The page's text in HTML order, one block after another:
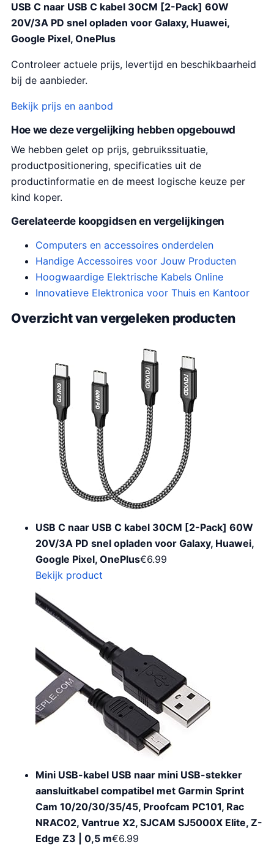
USB C naar USB C kabel 30CM [2-Pack] 60W
20V/3A PD snel opladen voor Galaxy, Huawei,
Google Pixel, OnePlus
Controleer actuele prijs, levertijd en beschikbaarheid
bij de aanbieder.
Bekijk prijs en aanbod
Hoe we deze vergelijking hebben opgebouwd
We hebben gelet op prijs, gebruikssituatie,
productpositionering, specificaties uit de
productinformatie en de meest logische keuze per
kind koper.
Gerelateerde koopgidsen en vergelijkingen
Computers en accessoires onderdelen
Handige Accessoires voor Jouw Producten
Hoogwaardige Elektrische Kabels Online
Innovatieve Elektronica voor Thuis en Kantoor
Overzicht van vergeleken producten
USB C naar USB C kabel 30CM [2-Pack] 60W
20V/3A PD snel opladen voor Galaxy, Huawei,
Google Pixel, OnePlus€6.99
Bekijk product
Mini USB-kabel USB naar mini USB-stekker
aansluitkabel compatibel met Garmin Sprint
Cam 10/20/30/35/45, Proofcam PC101, Rac
NRAC02, Vantrue X2, SJCAM SJ5000X Elite, Z-
Edge Z3 | 0,5 m€6.99